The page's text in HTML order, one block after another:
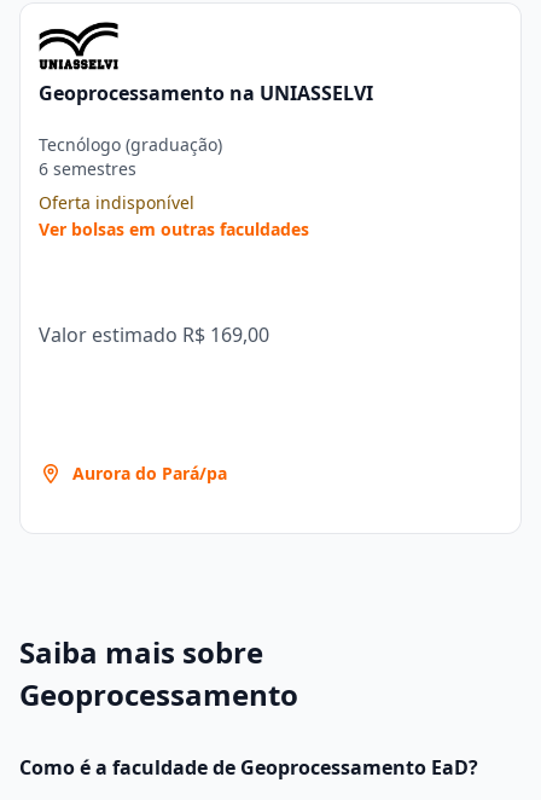
Geoprocessamento na UNIASSELVI
Tecnólogo (graduação)
6 semestres
Oferta indisponível
Ver bolsas em outras faculdades
Valor estimado R$ 169,00
Aurora do Pará/pa
Saiba mais sobre
Geoprocessamento
Como é a faculdade de Geoprocessamento EaD?